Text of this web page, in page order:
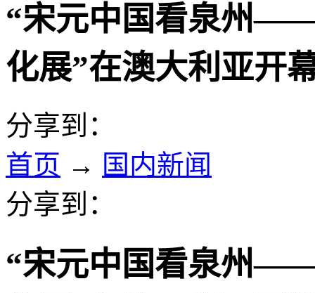
“宋元中国看泉州
化展”在澳大利亚开
分享到：
首页 → 国内新闻
分享到：
“宋元中国看泉州